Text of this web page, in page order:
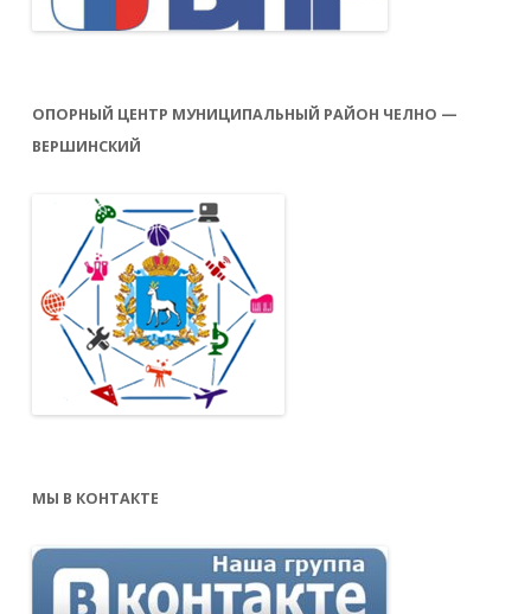
ОПОРНЫЙ ЦЕНТР МУНИЦИПАЛЬНЫЙ РАЙОН ЧЕЛНО —
ВЕРШИНСКИЙ
МЫ В КОНТАКТЕ